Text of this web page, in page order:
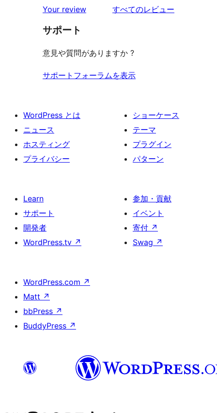
ー
ュ
ー
ビ
ュ
レ
ビ
ー
星
レ
ュ
ー
Your review すべてのレビュー
サポート
意見や質問がありますか ?
サポートフォーラムを表示
WordPress とは
ニュース
ホスティング
プライバシー
ショーケース
テーマ
プラグイン
パターン
Learn
サポート
開発者
WordPress.tv ↗
参加・貢献
イベント
寄付 ↗
Swag ↗
WordPress.com ↗
Matt ↗
bbPress ↗
BuddyPress ↗